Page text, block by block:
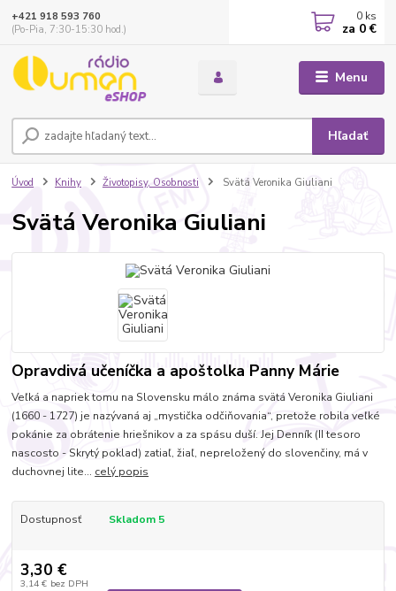
Menu
Hľadať
+421 918 593 760
(Po-Pia, 7:30-15:30 hod.)
0 ks
za 0 €
Úvod Knihy Životopisy, Osobnosti Svätá Veronika Giuliani
Svätá Veronika Giuliani
Opravdivá učeníčka a apoštolka Panny Márie
Veľká a napriek tomu na Slovensku málo známa svätá Veronika Giuliani
(1660 - 1727) je nazývaná aj „mystička odčiňovania“, pretože robila veľké
pokánie za obrátenie hriešnikov a za spásu duší. Jej Denník (II tesoro
nascosto - Skrytý poklad) zatiaľ, žiaľ, nepreložený do slovenčiny, má v
duchovnej lite... celý popis
Dostupnosť Skladom 5
3,30 €
3,14 € bez DPH